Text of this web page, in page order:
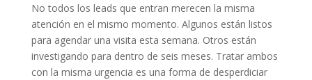
No todos los leads que entran merecen la misma
atención en el mismo momento. Algunos están listos
para agendar una visita esta semana. Otros están
investigando para dentro de seis meses. Tratar ambos
con la misma urgencia es una forma de desperdiciar